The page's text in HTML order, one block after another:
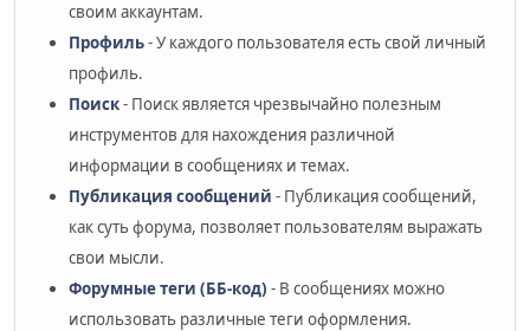
своим аккаунтам.
Профиль- У каждого пользователя есть свой личный
профиль.
Поиск- Поиск является чрезвычайно полезным
инструментов для нахождения различной
информации в сообщениях и темах.
Публикация сообщений - Публикация сообщений,
как суть форума, позволяет пользователям выражать
свои мысли.
Форумные теги (ББ-код) - В сообщениях можно
использовать различные теги оформления.